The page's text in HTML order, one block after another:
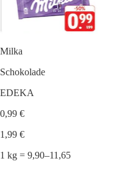
Milka
Schokolade
EDEKA
0,99 €
1,99 €
1 kg = 9,90–11,65